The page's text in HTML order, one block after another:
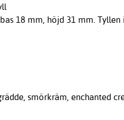
18 mm, höjd 31 mm. Tyllen
smörkräm, enchanted